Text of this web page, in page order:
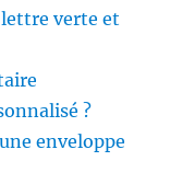
verte et
?
enveloppe